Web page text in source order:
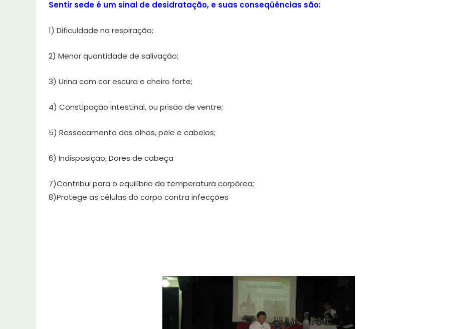
Sentir sede é um sinal de desidratação, e suas conseqüências são:
1) Dificuldade na respiração;
2) Menor quantidade de salivação;
3) Urina com cor escura e cheiro forte;
4) Constipação intestinal, ou prisão de ventre;
5) Ressecamento dos olhos, pele e cabelos;
6) Indisposição, Dores de cabeça
7)Contribui para o equilíbrio da temperatura corpórea;
8)Protege as células do corpo contra infecções